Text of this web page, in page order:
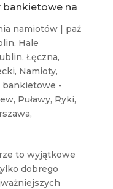
bankietowe na
namiotów| paź
, Hale
, Łęczna,
, Namioty,
bankietowe -
, Puławy, Ryki,
,
to wyjątkowe
dobrego